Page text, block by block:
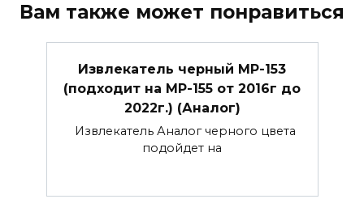
Вам также может понравиться
Извлекатель черный МР-153
(подходит на МР-155 от 2016г до
2022г.) (Аналог)
Извлекатель Аналог черного цвета
подойдет на